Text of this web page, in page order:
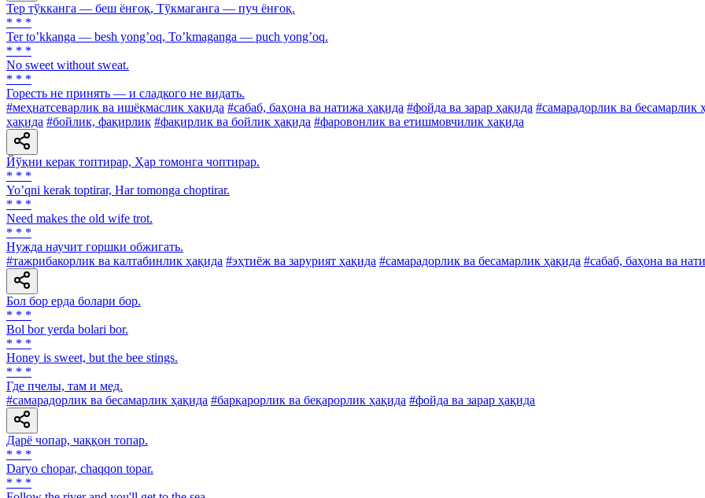
Тер тўкканга — беш ёнғоқ, Тўкмаганга — пуч ёнғоқ.
* * *
Ter toʼkkanga — besh yongʼoq, Toʼkmaganga — puch yongʼoq.
* * *
No sweet without sweat.
* * *
Горесть не принять — и сладкого не видать.
#меҳнатсеварлик ва ишёқмаслик ҳақида #сабаб, баҳона ва натижа ҳақида #фойда ва зарар ҳақида #самарадорлик ва бесамарлик
ҳақида #бойлик, фақирлик #фақирлик ва бойлик ҳақида #фаровонлик ва етишмовчилик ҳақида
Йўқни керак топтирар, Ҳар томонга чоптирар.
* * *
Yoʼqni kerak toptirar, Har tomonga choptirar.
* * *
Need makes the old wife trot.
* * *
Нужда научит горшки обжигать.
#тажрибакорлик ва калтабинлик ҳақида #эҳтиёж ва зарурият ҳақида #самарадорлик ва бесамарлик ҳақида #сабаб, баҳона ва
Бол бор ерда болари бор.
* * *
Bol bor yerda bolari bor.
* * *
Honey is sweet, but the bee stings.
* * *
Где пчелы, там и мед.
#самарадорлик ва бесамарлик ҳақида #барқарорлик ва беқарорлик ҳақида #фойда ва зарар ҳақида
Дарё чопар, чаққон топар.
* * *
Daryo chopar, chaqqon topar.
* * *